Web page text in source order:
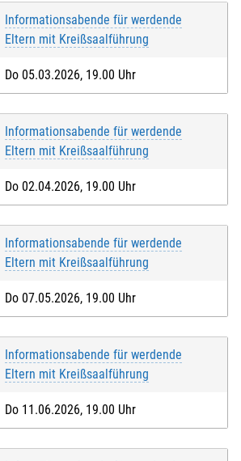
Informationsabende für werdende
Eltern mit Kreißsaalführung
Do 05.03.2026, 19.00 Uhr
Informationsabende für werdende
Eltern mit Kreißsaalführung
Do 02.04.2026, 19.00 Uhr
Informationsabende für werdende
Eltern mit Kreißsaalführung
Do 07.05.2026, 19.00 Uhr
Informationsabende für werdende
Eltern mit Kreißsaalführung
Do 11.06.2026, 19.00 Uhr